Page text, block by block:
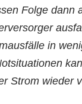
Folge dann
in
Strom wieder